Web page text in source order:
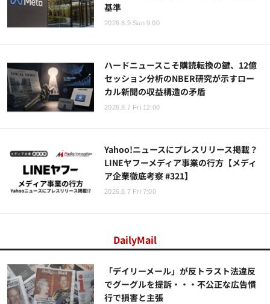
基準
2026.8.9 Sun 9:00
ハードニュースこそ購読転換の鍵、12億
セッション分析のNBER研究が示すロー
カル新聞の収益構造の矛盾
2026.8.7 Fri 12:00
Yahoo!ニュースにプレスリリース掲載？
LINEヤフーメディア事業の行方【メディ
ア企業徹底考察 #321】
2026.8.7 Fri 7:00
DailyMail
「デイリーメール」が反トラスト法違反
でグーグルを提訴・・・不公正な広告慣
行で損害と主張